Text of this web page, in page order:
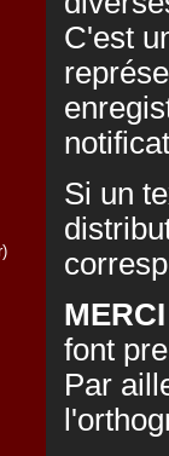
C'est
Si un
MERCI
font
Par